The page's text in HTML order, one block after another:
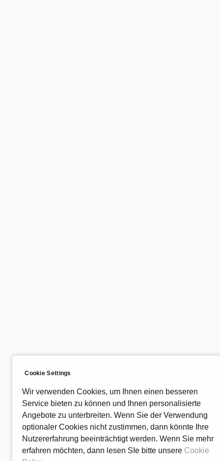
Cookie Settings
Wir verwenden Cookies, um Ihnen einen besseren
Service bieten zu können und Ihnen personalisierte
Angebote zu unterbreiten. Wenn Sie der Verwendung
optionaler Cookies nicht zustimmen, dann könnte Ihre
Nutzererfahrung beeinträchtigt werden. Wenn Sie mehr
erfahren möchten, dann lesen SIe bitte unsere Cookie